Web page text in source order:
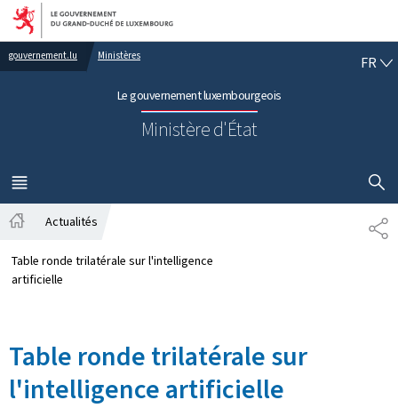
Aller au menu principal
Aller au contenu
gouvernement.lu Ministères
Le gouvernement luxembourgeois
Ministère d'État
FR
MENU
PRINCIPAL
Actualités
Table ronde trilatérale sur l'intelligence
artificielle
Table ronde trilatérale sur
l'intelligence artificielle